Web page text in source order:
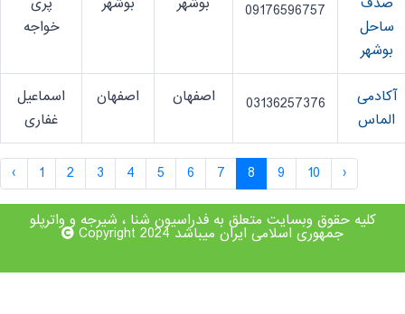
ساحل
بوشهر
09176596757
خواجه
آکادمی
الماس
03136257376 اصفهان اصفهان
اسماعیل
غفاری
‹ 1 2 3 4 5 6 7 8 9 10 ›
کلیه حقوق وبسایت متعلق به فدراسیون شنا ، شیرجه و واترپلو
جمهوری اسلامی ایران میباشد Copyright 2024